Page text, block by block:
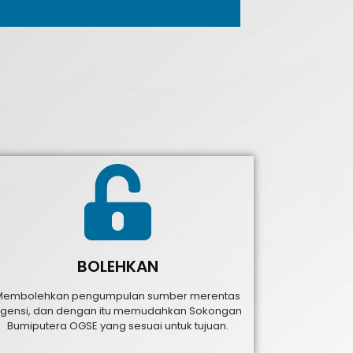
BOLEHKAN
pengumpulan sumber merentas
dan dengan itu memudahkan Sokongan
Bumiputera OGSE yang sesuai untuk tujuan.